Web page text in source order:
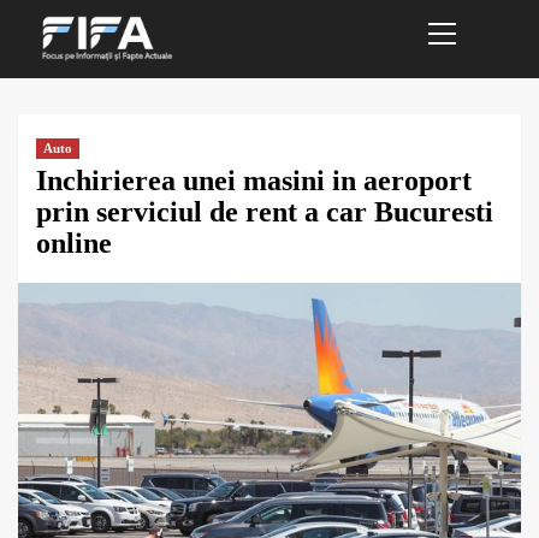
Menu
Auto
Inchirierea unei masini in aeroport
prin serviciul de rent a car Bucuresti
online